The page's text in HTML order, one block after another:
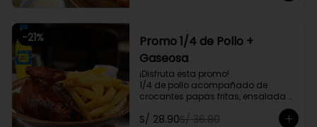
-21%
Promo 1/4 de Pollo +
Gaseosa
¡Disfruta esta promo!
1/4 de pollo acompañado de
crocantes papas fritas, ensalada
personal y gratis una gaseosa de
500ml.
S/ 28.90S/ 36.80